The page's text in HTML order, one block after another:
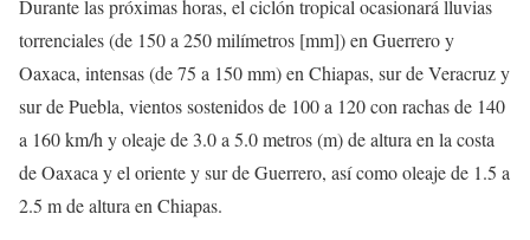
Durante las próximas horas, el ciclón tropical ocasionará lluvias
torrenciales (de 150 a 250 milímetros [mm]) en Guerrero y
Oaxaca, intensas (de 75 a 150 mm) en Chiapas, sur de Veracruz y
sur de Puebla, vientos sostenidos de 100 a 120 con rachas de 140
a 160 km/h y oleaje de 3.0 a 5.0 metros (m) de altura en la costa
de Oaxaca y el oriente y sur de Guerrero, así como oleaje de 1.5 a
2.5 m de altura en Chiapas.